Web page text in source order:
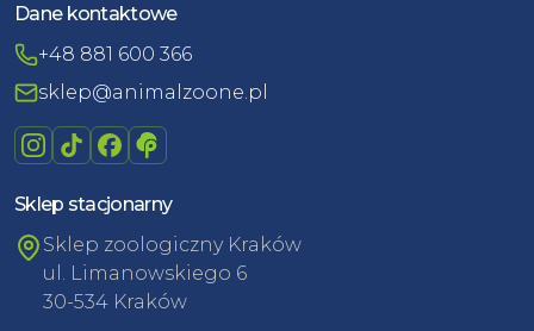
Dane kontaktowe
+48 881 600 366
sklep@animalzoone.pl
Sklep stacjonarny
Sklep zoologiczny Kraków
ul. Limanowskiego 6
30-534 Kraków